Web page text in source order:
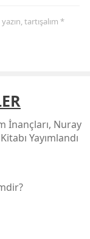
tartışalım *
İnançları, Nuray
Yayımlandı